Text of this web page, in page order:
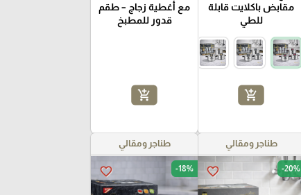
34 × 25 سم – سعة 22.7 لتر
مقابض باكلايت قابلة
للطي
add_shopping_cart
مع أغطية زجاج – طقم
قدور للمطبخ
add_shopping_cart
طناجر ومقالي
favorite_border -20%
طناجر ومقالي
favorite_border -18%